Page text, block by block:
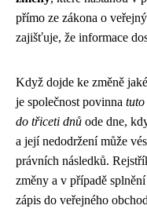
přímo ze zákona o
zajišťuje, že informace
Když dojde ke změně
je společnost povinna tuto
do třiceti dnů ode dne,
a její nedodržení může
právních následků.
změny a v případě
zápis do veřejného